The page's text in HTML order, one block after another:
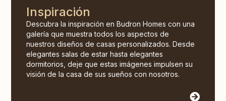
Inspiración
Descubra la inspiración en Budron Homes con una
galería que muestra todos los aspectos de
nuestros diseños de casas personalizados. Desde
elegantes salas de estar hasta elegantes
dormitorios, deje que estas imágenes impulsen su
visión de la casa de sus sueños con nosotros.